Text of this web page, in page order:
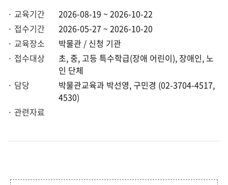
· 교육기간
2026-08-19 ~ 2026-10-22
· 접수기간
2026-05-27 ~ 2026-10-20
· 교육장소
박물관 / 신청 기관
· 접수대상
초, 중, 고등 특수학급(장애 어린이), 장애인, 노
인 단체
· 담당
박물관교육과 박선영, 구민경 (02-3704-4517,
4530)
· 관련자료